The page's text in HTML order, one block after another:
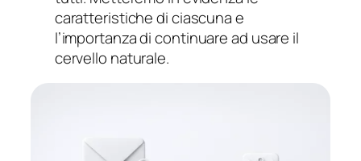
caratteristiche di ciascuna e
l’importanza di continuare ad usare il
cervello naturale.